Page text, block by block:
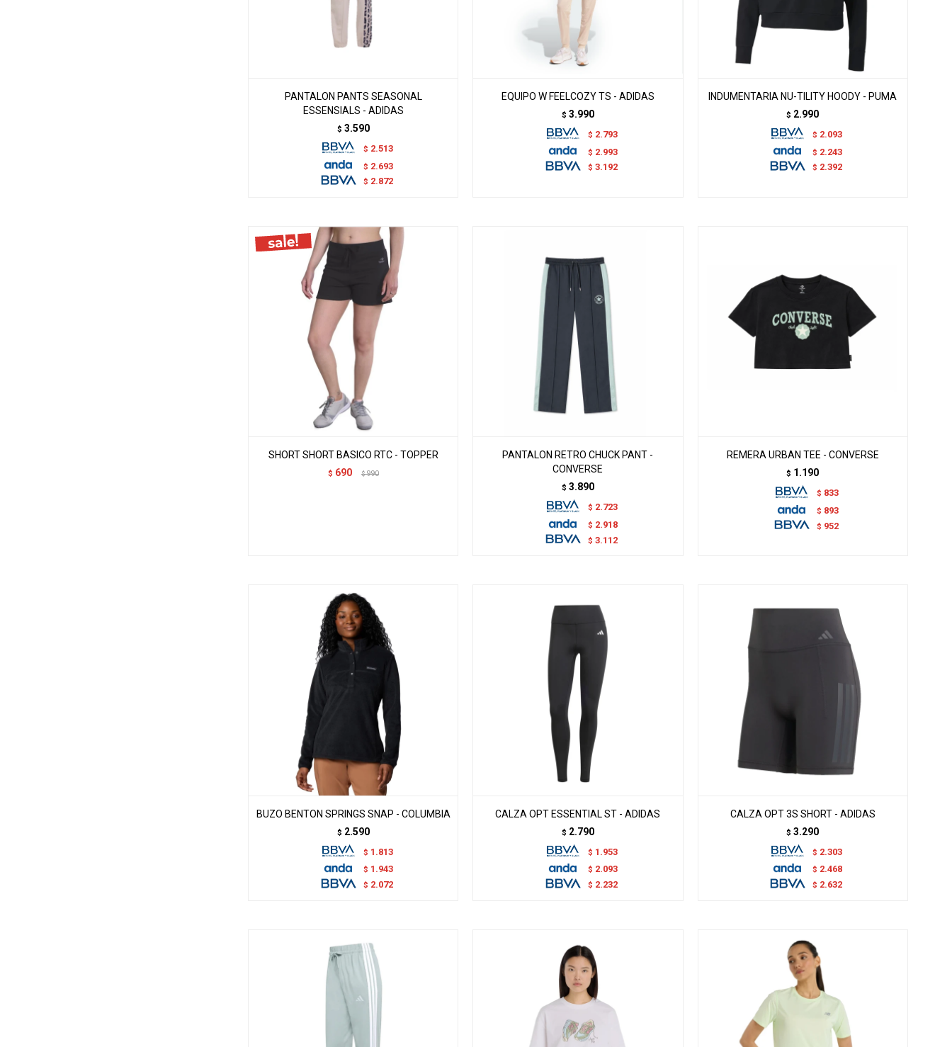
PANTALON PANTS SEASONAL
ESSENSIALS - ADIDAS
$ 3.590
$ 2.513
$ 2.693
$ 2.872
EQUIPO W FEELCOZY TS - ADIDAS
$ 3.990
$ 2.793
$ 2.993
$ 3.192
INDUMENTARIA NU-TILITY HOODY - PUMA
$ 2.990
$ 2.093
$ 2.243
$ 2.392
SHORT SHORT BASICO RTC - TOPPER
$ 690 $ 990
PANTALON RETRO CHUCK PANT -
CONVERSE
$ 3.890
$ 2.723
$ 2.918
$ 3.112
REMERA URBAN TEE - CONVERSE
$ 1.190
$ 833
$ 893
$ 952
BUZO BENTON SPRINGS SNAP - COLUMBIA
$ 2.590
$ 1.813
$ 1.943
$ 2.072
CALZA OPT ESSENTIAL ST - ADIDAS
$ 2.790
$ 1.953
$ 2.093
$ 2.232
CALZA OPT 3S SHORT - ADIDAS
$ 3.290
$ 2.303
$ 2.468
$ 2.632